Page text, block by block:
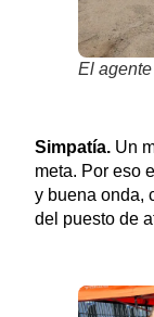
El
Simpatía.Un
meta. Por eso
y buena onda,
del puesto de